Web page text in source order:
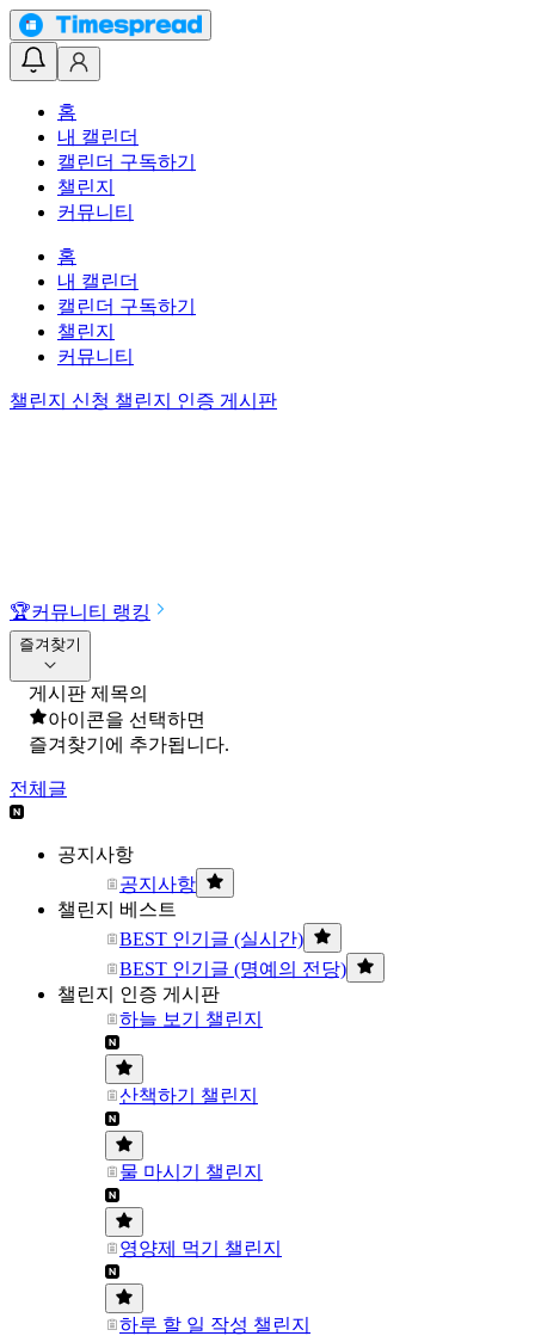
홈
내 캘린더
캘린더 구독하기
챌린지
커뮤니티
홈
내 캘린더
캘린더 구독하기
챌린지
커뮤니티
챌린지 신청 챌린지 인증 게시판
🏆커뮤니티 랭킹
즐겨찾기
게시판 제목의
아이콘을 선택하면
즐겨찾기에 추가됩니다.
전체글
공지사항
공지사항
챌린지 베스트
BEST 인기글 (실시간)
BEST 인기글 (명예의 전당)
챌린지 인증 게시판
하늘 보기 챌린지
산책하기 챌린지
물 마시기 챌린지
영양제 먹기 챌린지
하루 할 일 작성 챌린지